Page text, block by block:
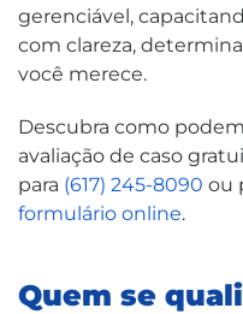
gerenciável,
com clareza,
você merece.
Descubra como
avaliação de caso
para (617) 245-8090 ou
formulário online.
Quem se